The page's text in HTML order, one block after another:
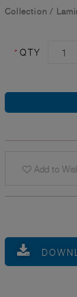
Collection /
* QTY
Add to